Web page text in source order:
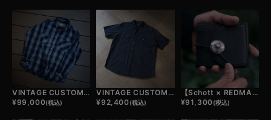
VINTAGE CUSTOM FLANNEL SHIRTS
¥99,000(税込)
VINTAGE CUSTOM SHIRTS
¥92,400(税込)
【Schott × REDMAN.】CUSTOM WALLET
¥91,300(税込)